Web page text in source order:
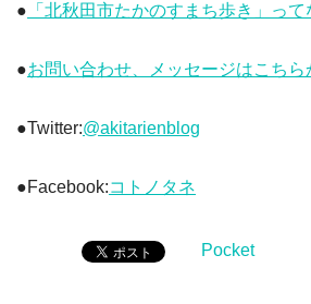
● 「北秋田市たかのすまち歩き」って
●お問い合わせ、メッセージはこちら
●Twitter:@akitarienblog
●Facebook:コトノタネ
Pocket